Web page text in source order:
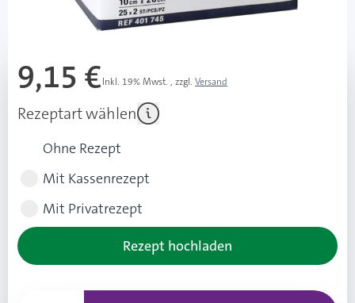
Mehr über das Produkt
9,15 €Inkl. 19% Mwst. , zzgl. Versand
Rezeptart wählen
Ohne Rezept
Mit Kassenrezept
Mit Privatrezept
Rezept hochladen